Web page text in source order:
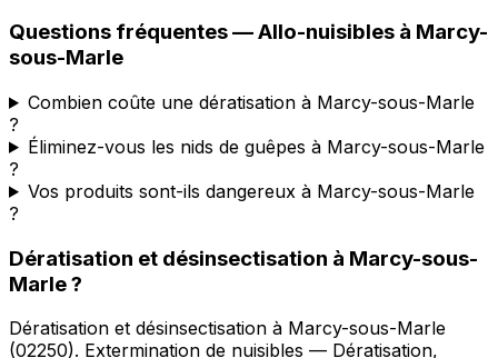
Questions fréquentes —Allo-nuisibles à Marcy-
sous-Marle
Combien coûte une dératisation à Marcy-sous-Marle
?
Éliminez-vous les nids de guêpes à Marcy-sous-Marle
?
Vos produits sont-ils dangereux à Marcy-sous-Marle
?
Dératisation et désinsectisation à Marcy-sous-
Marle?
Dératisation et désinsectisation à Marcy-sous-Marle
(02250). Extermination de nuisibles — Dératisation,